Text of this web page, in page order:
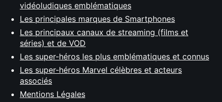
vidéoludiques emblématiques
Les principales marques de Smartphones
Les principaux canaux de streaming (films et
séries) et de VOD
Les super-héros les plus emblématiques et connus
Les super-héros Marvel célèbres et acteurs
associés
Mentions Légales